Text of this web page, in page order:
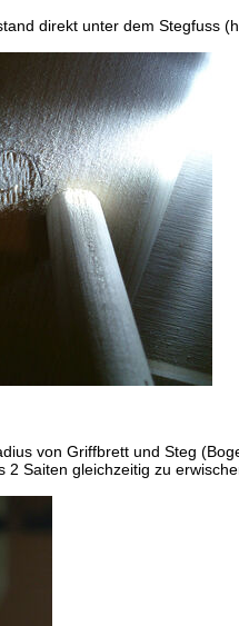
direkt unter dem Stegfuss
von Griffbrett und Steg
Saiten gleichzeitig zu